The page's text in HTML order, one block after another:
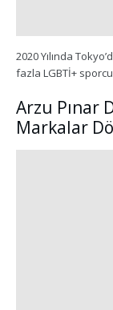
2020 Yılında
fazla LGBTİ+
Arzu Pınar
Markalar